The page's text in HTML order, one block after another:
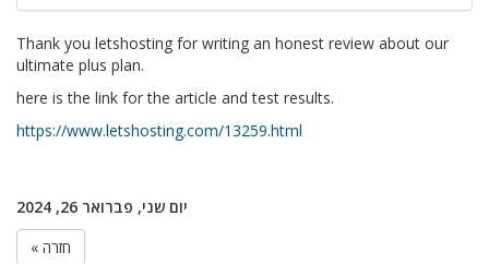
Thank you letshosting for writing an honest review about our
ultimate plus plan.
here is the link for the article and test results.
https://www.letshosting.com/13259.html
יום שני, פברואר 26, 2024
« חזרה